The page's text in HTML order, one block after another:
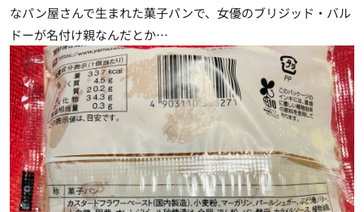
なパン屋さんで生まれた菓子パンで、女優のブリジッド・バル
ドーが名付け親なんだとか…